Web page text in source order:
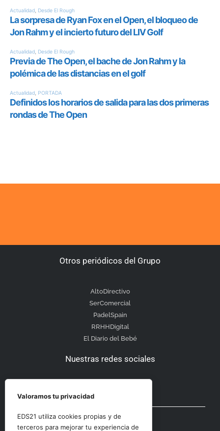
Otros periódicos del Grupo
AltoDirectivo
SerComercial
PadelSpain
RRHHDigital
El Diario del Bebé
Nuestras redes sociales
Otras secciones
Valoramos tu privacidad
EDS21 utiliza cookies propias y de
terceros para mejorar tu experiencia de